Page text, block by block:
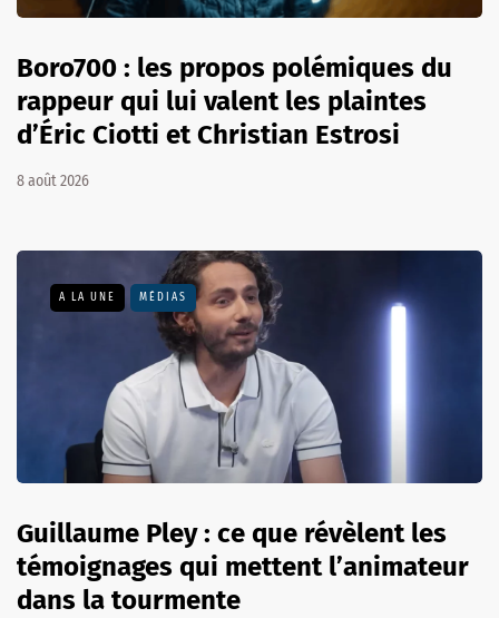
Boro700 : les propos polémiques du
rappeur qui lui valent les plaintes
d’Éric Ciotti et Christian Estrosi
8 août 2026
A LA UNE MÉDIAS
Guillaume Pley : ce que révèlent les
témoignages qui mettent l’animateur
dans la tourmente